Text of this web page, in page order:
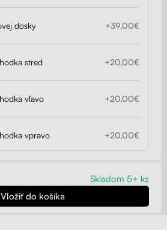
dosky +39,00€
stred +20,00€
vľavo +20,00€
vpravo +20,00€
Skladom 5+ ks